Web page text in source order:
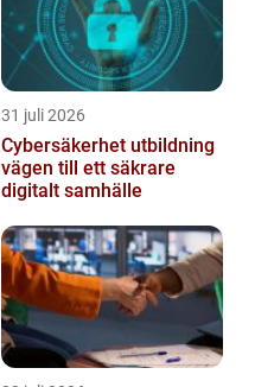
31 juli 2026
Cybersäkerhet utbildning
vägen till ett säkrare
digitalt samhälle